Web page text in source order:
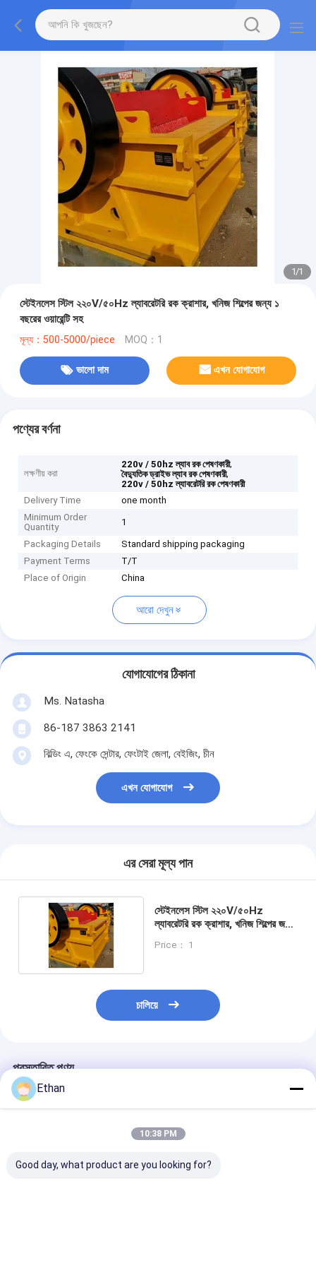
1/1
স্টেইনলেস স্টিল ২২০V/৫০Hz ল্যাবরেটরি রক ক্রাশার, খনিজ শিল্পের জন্য ১
বছরের ওয়ারেন্টি সহ
মূল্য：500-5000/piece MOQ：1
ভালো দাম এখন যোগাযোগ
পণ্যের বর্ণনা
লক্ষণীয় করা
220v / 50hz ল্যাব রক পেষণকারী,
বৈদ্যুতিক ড্রাইভ ল্যাব রক পেষণকারী,
220v / 50hz ল্যাবরেটরি রক পেষণকারী
Delivery Time
one month
Minimum Order
Quantity
1
Packaging Details
Standard shipping packaging
Payment Terms
T/T
Place of Origin
China
আরো দেখুন
যোগাযোগের ঠিকানা
Ms. Natasha
86-187 3863 2141
বিল্ডিং এ, ফেংকে সেন্টার, ফেংটাই জেলা, বেইজিং, চীন
এখন যোগাযোগ
এর সেরা মূল্য পান
স্টেইনলেস স্টিল ২২০V/৫০Hz
ল্যাবরেটরি রক ক্রাশার, খনিজ শিল্পের জন্য
Price： 1
চালিয়ে
প্রস্তাবিত পণ্য
Ethan
10:38 PM
Good day, what product are you looking for?